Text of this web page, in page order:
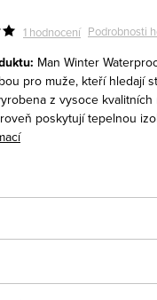
1 hodnocení Podrobnosti
Man Winter
pro muže, kteří hledají
z vysoce
poskytují tepelnou